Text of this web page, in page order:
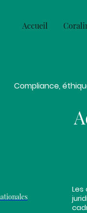
Accueil
Compliance,